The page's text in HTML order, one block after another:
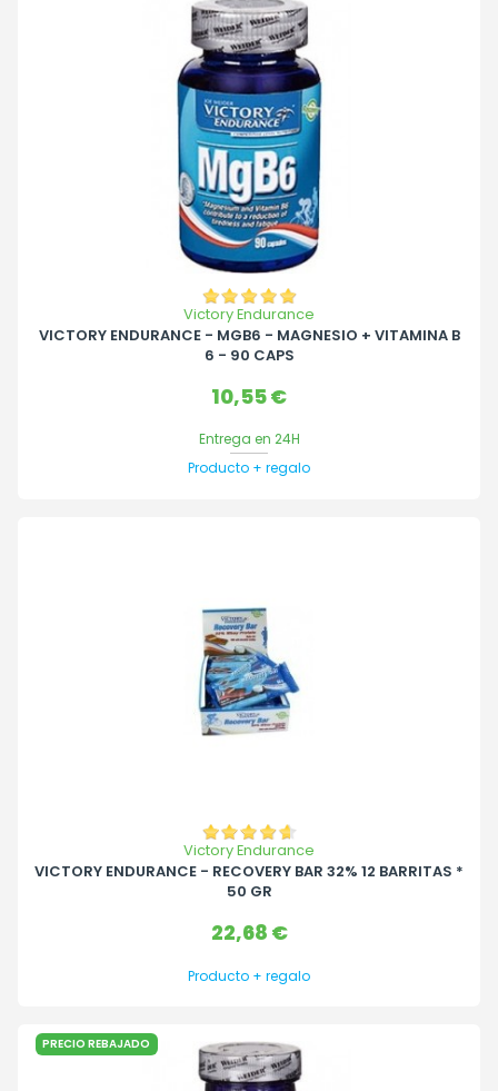
Victory Endurance
VICTORY ENDURANCE - MGB6 - MAGNESIO + VITAMINA B
6 - 90 CAPS
Precio
10,55 €
Entrega en 24H
Producto + regalo
Victory Endurance
VICTORY ENDURANCE - RECOVERY BAR 32% 12 BARRITAS *
50 GR
Precio
22,68 €
Producto + regalo
PRECIO REBAJADO